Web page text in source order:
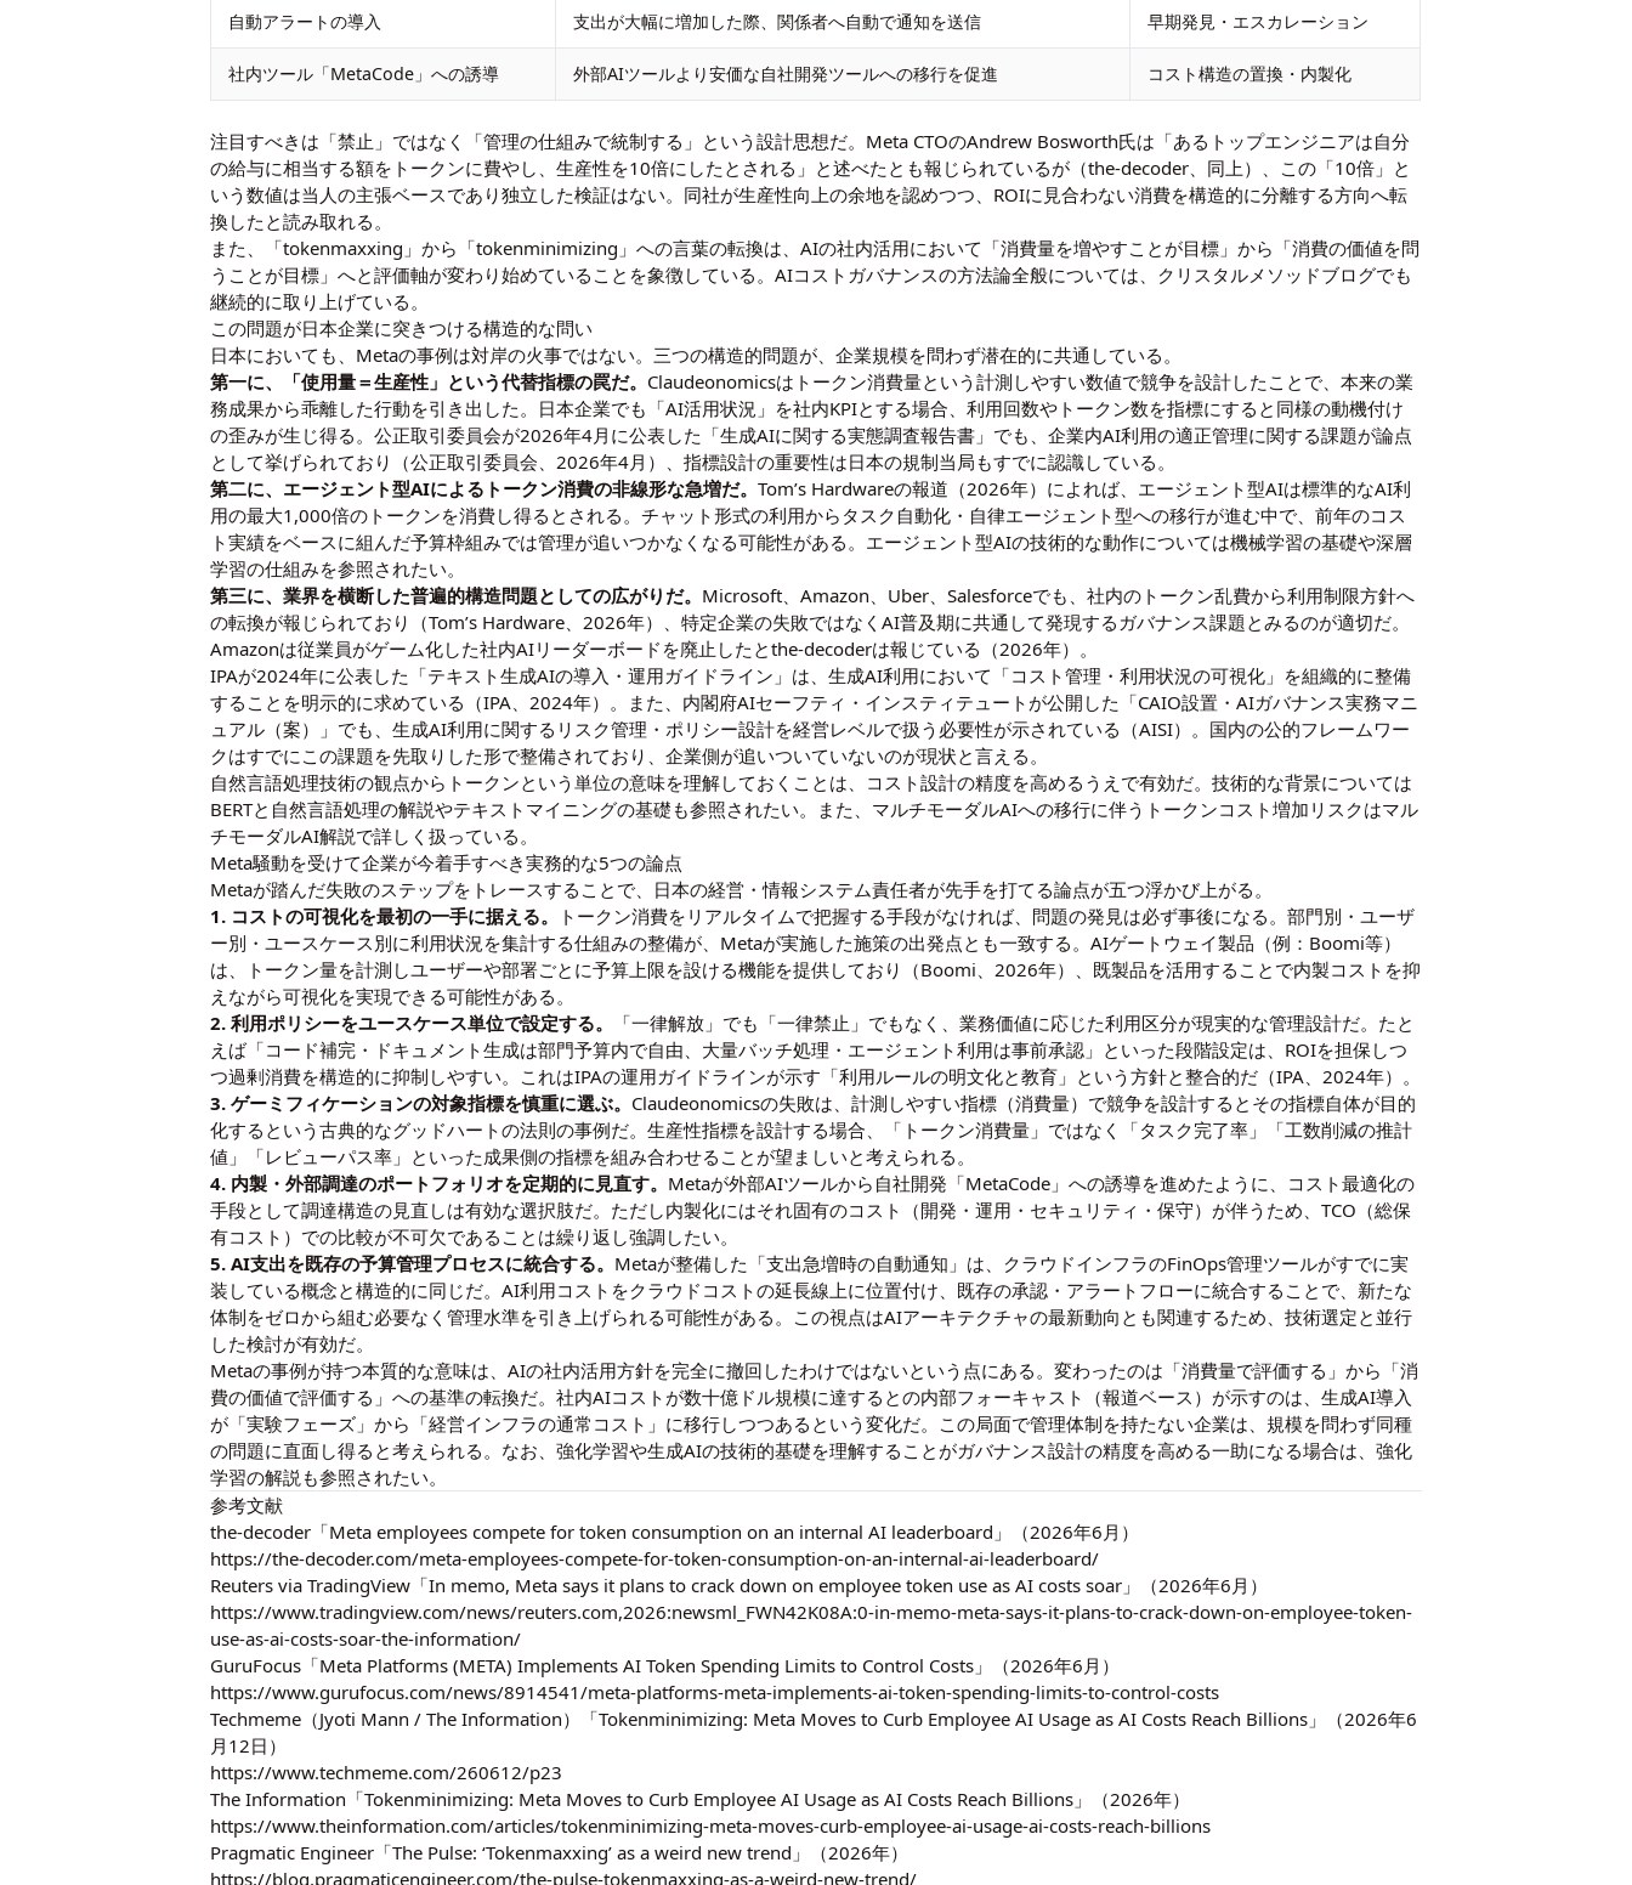
自動アラートの導入 支出が大幅に増加した際、関係者へ自動で通知を送信 早期発見・エスカレーション
社内ツール「MetaCode」への誘導 外部AIツールより安価な自社開発ツールへの移行を促進 コスト構造の置換・内製化
注目すべきは「禁止」ではなく「管理の仕組みで統制する」という設計思想だ。Meta CTOのAndrew Bosworth氏は「あるトップエンジニアは自分
の給与に相当する額をトークンに費やし、生産性を10倍にしたとされる」と述べたとも報じられているが（the-decoder、同上）、この「10倍」と
いう数値は当人の主張ベースであり独立した検証はない。同社が生産性向上の余地を認めつつ、ROIに見合わない消費を構造的に分離する方向へ転
換したと読み取れる。
また、「tokenmaxxing」から「tokenminimizing」への言葉の転換は、AIの社内活用において「消費量を増やすことが目標」から「消費の価値を問
うことが目標」へと評価軸が変わり始めていることを象徴している。AIコストガバナンスの方法論全般については、 クリスタルメソッドブログでも
継続的に取り上げている。
この問題が日本企業に突きつける構造的な問い
日本においても、Metaの事例は対岸の火事ではない。三つの構造的問題が、企業規模を問わず潜在的に共通している。
第一に、「使用量＝生産性」という代替指標の罠だ。 Claudeonomicsはトークン消費量という計測しやすい数値で競争を設計したことで、本来の業
務成果から乖離した行動を引き出した。日本企業でも「AI活用状況」を社内KPIとする場合、利用回数やトークン数を指標にすると同様の動機付け
の歪みが生じ得る。公正取引委員会が2026年4月に公表した「生成AIに関する実態調査報告書」でも、企業内AI利用の適正管理に関する課題が論点
として挙げられており（公正取引委員会、2026年4月）、指標設計の重要性は日本の規制当局もすでに認識している。
第二に、エージェント型AIによるトークン消費の非線形な急増だ。Tom’s Hardwareの報道（2026年）によれば、エージェント型AIは標準的なAI利
用の最大1,000倍のトークンを消費し得るとされる。チャット形式の利用からタスク自動化・自律エージェント型への移行が進む中で、前年のコス
ト実績をベースに組んだ予算枠組みでは管理が追いつかなくなる可能性がある。エージェント型AIの技術的な動作については機械学習の基礎や深層
学習の仕組みを参照されたい。
第三に、業界を横断した普遍的構造問題としての広がりだ。 Microsoft、Amazon、Uber、Salesforceでも、社内のトークン乱費から利用制限方針へ
の転換が報じられており（Tom’s Hardware、2026年）、特定企業の失敗ではなくAI普及期に共通して発現するガバナンス課題とみるのが適切だ。
Amazonは従業員がゲーム化した社内AIリーダーボードを廃止したとthe-decoderは報じている（2026年）。
IPAが2024年に公表した「テキスト生成AIの導入・運用ガイドライン」は、生成AI利用において「コスト管理・利用状況の可視化」を組織的に整備
することを明示的に求めている（IPA、2024年）。また、内閣府AIセーフティ・インスティテュートが公開した「CAIO設置・AIガバナンス実務マニ
ュアル（案）」でも、生成AI利用に関するリスク管理・ポリシー設計を経営レベルで扱う必要性が示されている（AISI）。国内の公的フレームワー
クはすでにこの課題を先取りした形で整備されており、企業側が追いついていないのが現状と言える。
自然言語処理技術の観点からトークンという単位の意味を理解しておくことは、コスト設計の精度を高めるうえで有効だ。技術的な背景については
BERTと自然言語処理の解説やテキストマイニングの基礎も参照されたい。また、マルチモーダルAIへの移行に伴うトークンコスト増加リスクはマル
チモーダルAI解説で詳しく扱っている。
Meta騒動を受けて企業が今着手すべき実務的な5つの論点
Metaが踏んだ失敗のステップをトレースすることで、日本の経営・情報システム責任者が先手を打てる論点が五つ浮かび上がる。
1. コストの可視化を最初の一手に据える。
トークン消費をリアルタイムで把握する手段がなければ、問題の発見は必ず事後になる。部門別・ユーザ
ー別・ユースケース別に利用状況を集計する仕組みの整備が、Metaが実施した施策の出発点とも一致する。AIゲートウェイ製品（例：Boomi等）
は、トークン量を計測しユーザーや部署ごとに予算上限を設ける機能を提供しており（Boomi、2026年）、既製品を活用することで内製コストを抑
えながら可視化を実現できる可能性がある。
2. 利用ポリシーをユースケース単位で設定する。
「一律解放」でも「一律禁止」でもなく、業務価値に応じた利用区分が現実的な管理設計だ。たと
えば「コード補完・ドキュメント生成は部門予算内で自由、大量バッチ処理・エージェント利用は事前承認」といった段階設定は、ROIを担保しつ
つ過剰消費を構造的に抑制しやすい。これはIPAの運用ガイドラインが示す「利用ルールの明文化と教育」という方針と整合的だ（IPA、2024年）。
3. ゲーミフィケーションの対象指標を慎重に選ぶ。 Claudeonomicsの失敗は、計測しやすい指標（消費量）で競争を設計するとその指標自体が目的
化するという古典的なグッドハートの法則の事例だ。生産性指標を設計する場合、「トークン消費量」ではなく「タスク完了率」「工数削減の推計
値」「レビューパス率」といった成果側の指標を組み合わせることが望ましいと考えられる。
4. 内製・外部調達のポートフォリオを定期的に見直す。 Metaが外部AIツールから自社開発「MetaCode」への誘導を進めたように、コスト最適化の
手段として調達構造の見直しは有効な選択肢だ。ただし内製化にはそれ固有のコスト（開発・運用・セキュリティ・保守）が伴うため、TCO（総保
有コスト）での比較が不可欠であることは繰り返し強調したい。
5. AI支出を既存の予算管理プロセスに統合する。 Metaが整備した「支出急増時の自動通知」は、クラウドインフラのFinOps管理ツールがすでに実
装している概念と構造的に同じだ。AI利用コストをクラウドコストの延長線上に位置付け、既存の承認・アラートフローに統合することで、新たな
体制をゼロから組む必要なく管理水準を引き上げられる可能性がある。この視点はAIアーキテクチャの最新動向 とも関連するため、技術選定と並行
した検討が有効だ。
Metaの事例が持つ本質的な意味は、AIの社内活用方針を完全に撤回したわけではないという点にある。変わったのは「消費量で評価する」から「消
費の価値で評価する」への基準の転換だ。社内AIコストが数十億ドル規模に達するとの内部フォーキャスト（報道ベース）が示すのは、生成AI導入
が「実験フェーズ」から「経営インフラの通常コスト」に移行しつつあるという変化だ。この局面で管理体制を持たない企業は、規模を問わず同種
の問題に直面し得ると考えられる。なお、強化学習や生成AIの技術的基礎を理解することがガバナンス設計の精度を高める一助になる場合は、強化
学習の解説 も参照されたい。
参考文献
the-decoder「Meta employees compete for token consumption on an internal AI leaderboard」（2026年6月）
https://the-decoder.com/meta-employees-compete-for-token-consumption-on-an-internal-ai-leaderboard/
Reuters via TradingView「In memo, Meta says it plans to crack down on employee token use as AI costs soar」（2026年6月）
https://www.tradingview.com/news/reuters.com,2026:newsml_FWN42K08A:0-in-memo-meta-says-it-plans-to-crack-down-on-employee-token-
use-as-ai-costs-soar-the-information/
GuruFocus「Meta Platforms (META) Implements AI Token Spending Limits to Control Costs」（2026年6月）
https://www.gurufocus.com/news/8914541/meta-platforms-meta-implements-ai-token-spending-limits-to-control-costs
Techmeme（Jyoti Mann / The Information）「Tokenminimizing: Meta Moves to Curb Employee AI Usage as AI Costs Reach Billions」（2026年6
月12日）
https://www.techmeme.com/260612/p23
The Information「Tokenminimizing: Meta Moves to Curb Employee AI Usage as AI Costs Reach Billions」（2026年）
https://www.theinformation.com/articles/tokenminimizing-meta-moves-curb-employee-ai-usage-ai-costs-reach-billions
Pragmatic Engineer「The Pulse: ‘Tokenmaxxing’ as a weird new trend」（2026年）
https://blog.pragmaticengineer.com/the-pulse-tokenmaxxing-as-a-weird-new-trend/